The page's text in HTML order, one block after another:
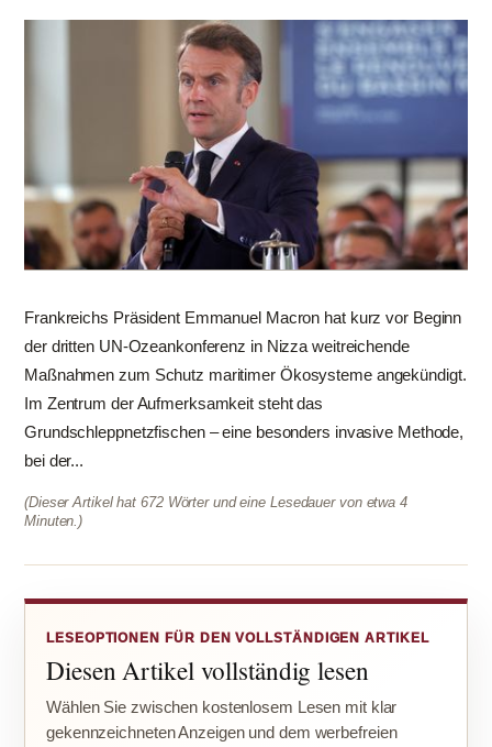
Frankreichs Präsident Emmanuel Macron hat kurz vor Beginn
der dritten UN-Ozeankonferenz in Nizza weitreichende
Maßnahmen zum Schutz maritimer Ökosysteme angekündigt.
Im Zentrum der Aufmerksamkeit steht das
Grundschleppnetzfischen – eine besonders invasive Methode,
bei der...
(Dieser Artikel hat 672 Wörter und eine Lesedauer von etwa 4
Minuten.)
LESEOPTIONEN FÜR DEN VOLLSTÄNDIGEN ARTIKEL
Diesen Artikel vollständig lesen
Wählen Sie zwischen kostenlosem Lesen mit klar
gekennzeichneten Anzeigen und dem werbefreien